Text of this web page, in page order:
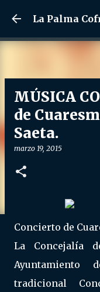
Ir al
La Palma
MÚSICA
de
Saeta.
marzo 19, 2015
Concierto de
La Concejalía
tradicional